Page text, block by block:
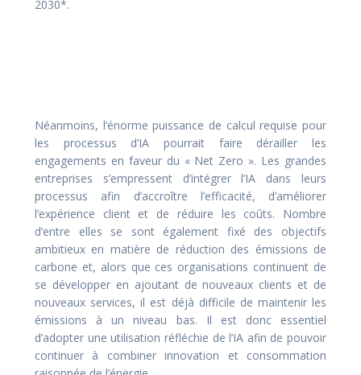
2030*.
Néanmoins, l’énorme puissance de calcul requise pour
les processus d’IA pourrait faire dérailler les
engagements en faveur du « Net Zero ». Les grandes
entreprises s’empressent d’intégrer l’IA dans leurs
processus afin d’accroître l’efficacité, d’améliorer
l’expérience client et de réduire les coûts. Nombre
d’entre elles se sont également fixé des objectifs
ambitieux en matière de réduction des émissions de
carbone et, alors que ces organisations continuent de
se développer en ajoutant de nouveaux clients et de
nouveaux services, il est déjà difficile de maintenir les
émissions à un niveau bas. Il est donc essentiel
d’adopter une utilisation réfléchie de l’IA afin de pouvoir
continuer à combiner innovation et consommation